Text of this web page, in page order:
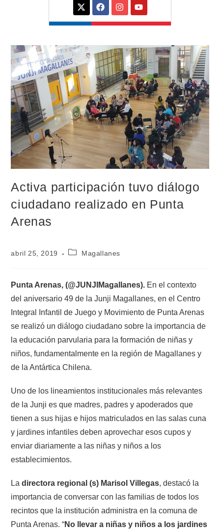
Activa participación tuvo diálogo
ciudadano realizado en Punta
Arenas
abril 25, 2019 Magallanes
Punta Arenas, (@JUNJIMagallanes). En el contexto
del aniversario 49 de la Junji Magallanes, en el Centro
Integral Infantil de Juego y Movimiento de Punta Arenas
se realizó un diálogo ciudadano sobre la importancia de
la educación parvularia para la formación de niñas y
niños, fundamentalmente en la región de Magallanes y
de la Antártica Chilena.
Uno de los lineamientos institucionales más relevantes
de la Junji es que madres, padres y apoderados que
tienen a sus hijas e hijos matriculados en las salas cuna
y jardines infantiles deben aprovechar esos cupos y
enviar diariamente a las niñas y niños a los
establecimientos.
Ladirectora regional (s) Marisol Villegas, destacó la
importancia de conversar con las familias de todos los
recintos que la institución administra en la comuna de
Punta Arenas. “No llevar a niñas y niños a los jardines